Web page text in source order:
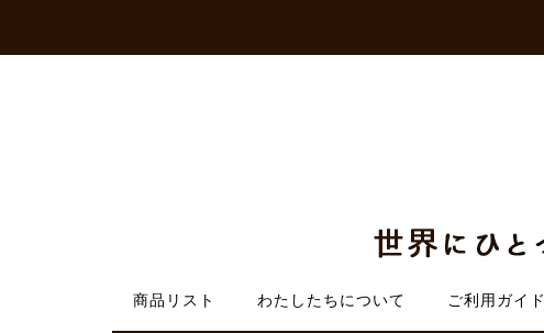
content
商品リスト わたしたちについて ご利用ガイド